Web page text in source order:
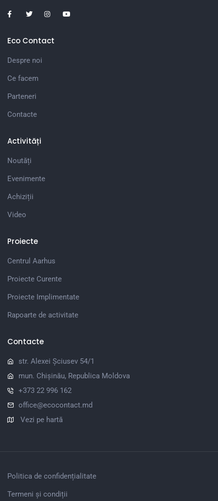
Eco Contact
Despre noi
Ce facem
Parteneri
Contacte
Activități
Noutăți
Evenimente
Achiziții
Video
Proiecte
Centrul Aarhus
Proiecte Curente
Proiecte Implimentate
Rapoarte de activitate
Contacte
str. Alexei Șciusev 54/1
mun. Chișinău, Republica Moldova
+373 22 996 162
office@ecocontact.md
Vezi pe hartă
Politica de confidențialitate
Termeni și condiții